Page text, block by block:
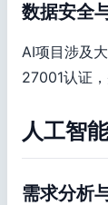
数据安全
AI项目涉及
27001认证
人工智
需求分析